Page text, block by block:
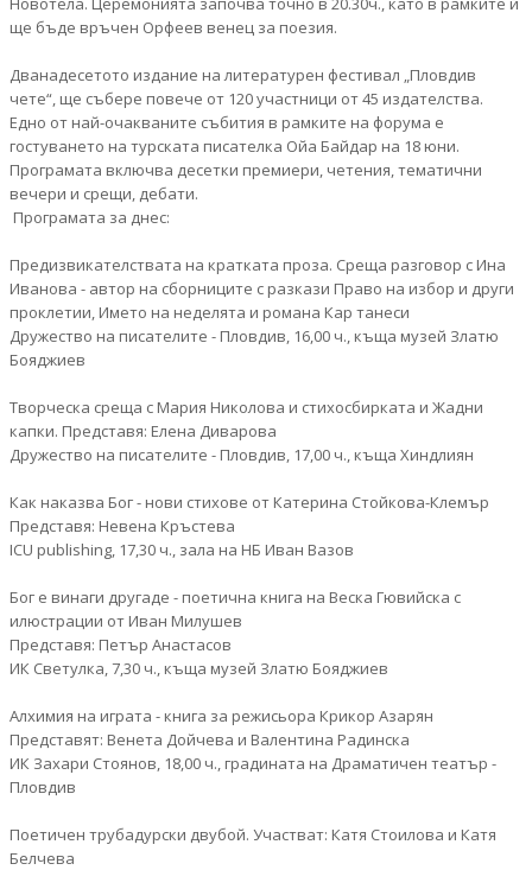
ще бъде връчен Орфеев венец за поезия.
Дванадесетото издание на литературен фестивал „Пловдив
чете“, ще събере повече от 120 участници от 45 издателства.
Едно от най-очакваните събития в рамките на форума е
гостуването на турската писателка Ойа Байдар на 18 юни.
Програмата включва десетки премиери, четения, тематични
вечери и срещи, дебати.
Програмата за днес:
Предизвикателствата на кратката проза. Среща разговор с Ина
Иванова - автор на сборниците с разкази Право на избор и други
проклетии, Името на неделята и романа Кар танеси
Дружество на писателите - Пловдив, 16,00 ч., къща музей Златю
Бояджиев
Творческа среща с Мария Николова и стихосбирката и Жадни
капки. Представя: Елена Диварова
Дружество на писателите - Пловдив, 17,00 ч., къща Хиндлиян
Как наказва Бог - нови стихове от Катерина Стойкова-Клемър
Представя: Невена Кръстева
ICU publishing, 17,30 ч., зала на НБ Иван Вазов
Бог е винаги другаде - поетична книга на Веска Гювийска с
илюстрации от Иван Милушев
Представя: Петър Анастасов
ИК Светулка, 7,30 ч., къща музей Златю Бояджиев
Алхимия на играта - книга за режисьора Крикор Азарян
Представят: Венета Дойчева и Валентина Радинска
ИК Захари Стоянов, 18,00 ч., градината на Драматичен театър -
Пловдив
Поетичен трубадурски двубой. Участват: Катя Стоилова и Катя
Белчева